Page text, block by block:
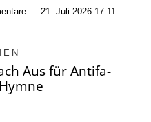
— 21. Juli 2026 17:11
Aus für Antifa-